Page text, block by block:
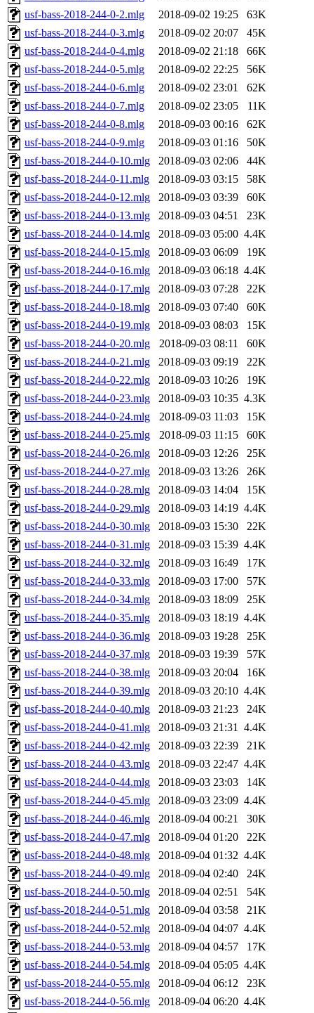
usf-bass-2018-244-0-2.mlg
2018-09-02 19:25
63K
usf-bass-2018-244-0-3.mlg
2018-09-02 20:07
45K
usf-bass-2018-244-0-4.mlg
2018-09-02 21:18
66K
usf-bass-2018-244-0-5.mlg
2018-09-02 22:25
56K
usf-bass-2018-244-0-6.mlg
2018-09-02 23:01
62K
usf-bass-2018-244-0-7.mlg
2018-09-02 23:05
11K
usf-bass-2018-244-0-8.mlg
2018-09-03 00:16
62K
usf-bass-2018-244-0-9.mlg
2018-09-03 01:16
50K
usf-bass-2018-244-0-10.mlg
2018-09-03 02:06
44K
usf-bass-2018-244-0-11.mlg
2018-09-03 03:15
58K
usf-bass-2018-244-0-12.mlg
2018-09-03 03:39
60K
usf-bass-2018-244-0-13.mlg
2018-09-03 04:51
23K
usf-bass-2018-244-0-14.mlg
2018-09-03 05:00 4.4K
usf-bass-2018-244-0-15.mlg
2018-09-03 06:09
19K
usf-bass-2018-244-0-16.mlg
2018-09-03 06:18 4.4K
usf-bass-2018-244-0-17.mlg
2018-09-03 07:28
22K
usf-bass-2018-244-0-18.mlg
2018-09-03 07:40
60K
usf-bass-2018-244-0-19.mlg
2018-09-03 08:03
15K
usf-bass-2018-244-0-20.mlg
2018-09-03 08:11
60K
usf-bass-2018-244-0-21.mlg
2018-09-03 09:19
22K
usf-bass-2018-244-0-22.mlg
2018-09-03 10:26
19K
usf-bass-2018-244-0-23.mlg
2018-09-03 10:35 4.3K
usf-bass-2018-244-0-24.mlg
2018-09-03 11:03
15K
usf-bass-2018-244-0-25.mlg
2018-09-03 11:15
60K
usf-bass-2018-244-0-26.mlg
2018-09-03 12:26
25K
usf-bass-2018-244-0-27.mlg
2018-09-03 13:26
26K
usf-bass-2018-244-0-28.mlg
2018-09-03 14:04
15K
usf-bass-2018-244-0-29.mlg
2018-09-03 14:19 4.4K
usf-bass-2018-244-0-30.mlg
2018-09-03 15:30
22K
usf-bass-2018-244-0-31.mlg
2018-09-03 15:39 4.4K
usf-bass-2018-244-0-32.mlg
2018-09-03 16:49
17K
usf-bass-2018-244-0-33.mlg
2018-09-03 17:00
57K
usf-bass-2018-244-0-34.mlg
2018-09-03 18:09
25K
usf-bass-2018-244-0-35.mlg
2018-09-03 18:19 4.4K
usf-bass-2018-244-0-36.mlg
2018-09-03 19:28
25K
usf-bass-2018-244-0-37.mlg
2018-09-03 19:39
57K
usf-bass-2018-244-0-38.mlg
2018-09-03 20:04
16K
usf-bass-2018-244-0-39.mlg
2018-09-03 20:10 4.4K
usf-bass-2018-244-0-40.mlg
2018-09-03 21:23
24K
usf-bass-2018-244-0-41.mlg
2018-09-03 21:31 4.4K
usf-bass-2018-244-0-42.mlg
2018-09-03 22:39
21K
usf-bass-2018-244-0-43.mlg
2018-09-03 22:47 4.4K
usf-bass-2018-244-0-44.mlg
2018-09-03 23:03
14K
usf-bass-2018-244-0-45.mlg
2018-09-03 23:09 4.4K
usf-bass-2018-244-0-46.mlg
2018-09-04 00:21
30K
usf-bass-2018-244-0-47.mlg
2018-09-04 01:20
22K
usf-bass-2018-244-0-48.mlg
2018-09-04 01:32 4.4K
usf-bass-2018-244-0-49.mlg
2018-09-04 02:40
24K
usf-bass-2018-244-0-50.mlg
2018-09-04 02:51
54K
usf-bass-2018-244-0-51.mlg
2018-09-04 03:58
21K
usf-bass-2018-244-0-52.mlg
2018-09-04 04:07 4.4K
usf-bass-2018-244-0-53.mlg
2018-09-04 04:57
17K
usf-bass-2018-244-0-54.mlg
2018-09-04 05:05 4.4K
usf-bass-2018-244-0-55.mlg
2018-09-04 06:12
23K
usf-bass-2018-244-0-56.mlg
2018-09-04 06:20 4.4K